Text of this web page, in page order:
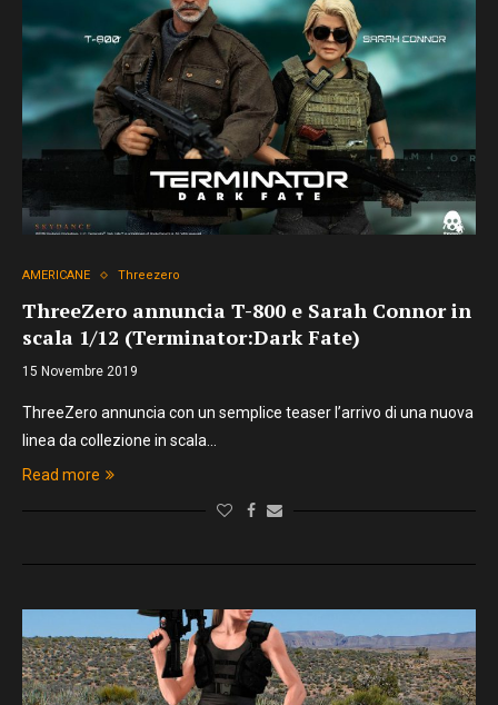
AMERICANE Threezero
ThreeZero annuncia T-800 e Sarah Connor in
scala 1/12 (Terminator:Dark Fate)
15 Novembre 2019
ThreeZero annuncia con un semplice teaser l’arrivo di una nuova
linea da collezione in scala…
Read more